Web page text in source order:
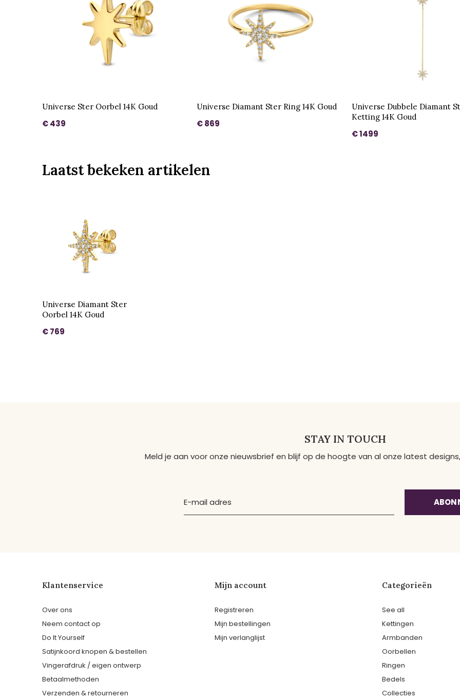
Universe Ster Oorbel 14K Goud
€ 439
Universe Diamant Ster Ring 14K Goud
€ 869
Universe Dubbele Diamant
Ketting 14K Goud
€ 1499
Laatst bekeken artikelen
Universe Diamant Ster
Oorbel 14K Goud
€ 769
STAY IN TOUCH
Meld je aan voor onze nieuwsbrief en blijf op de hoogte van al onze latest
Klantenservice
Over ons
Neem contact op
Do It Yourself
Satijnkoord knopen & bestellen
Vingerafdruk / eigen ontwerp
Betaalmethoden
Verzenden & retourneren
Mijn account
Registreren
Mijn bestellingen
Mijn verlanglijst
Categorieën
See all
Kettingen
Armbanden
Oorbellen
Ringen
Bedels
Collecties